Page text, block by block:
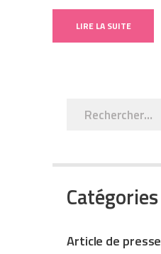
LIRE LA SUITE
Catégories
Article de presse